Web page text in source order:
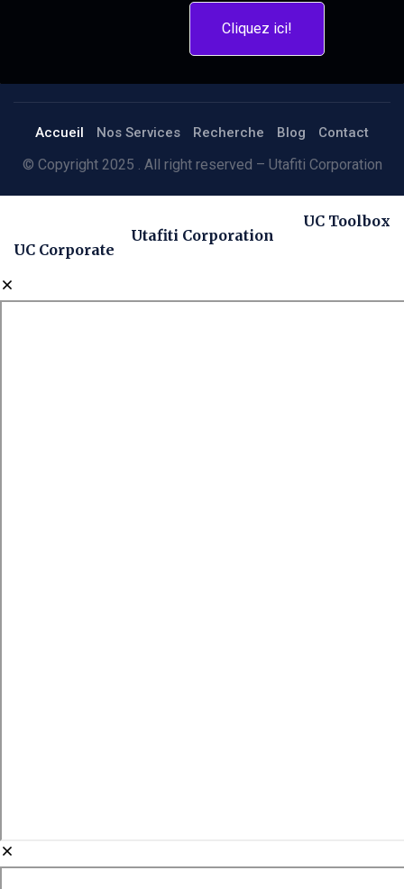
Cliquez ici!
Accueil Nos Services Recherche Blog Contact
© Copyright 2025 . All right reserved – Utafiti Corporation
UC Toolbox
Utafiti Corporation
UC Corporate